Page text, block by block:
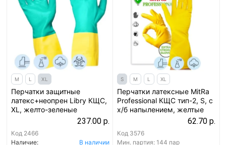
M L XL
Перчатки защитные
латекс+неопрен Libry КЩС,
XL, желто-зеленые
237.00 р.
Код 2466
Наличие:
В наличии
S M L XL
Перчатки латексные MitRa
Professional КЩС тип-2, S, с
х/б напылением, желтые
62.70 р.
Код 3576
Мин. партия: 144 пар